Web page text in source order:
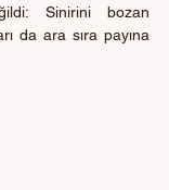
Sinirini bozan
da ara sıra payına